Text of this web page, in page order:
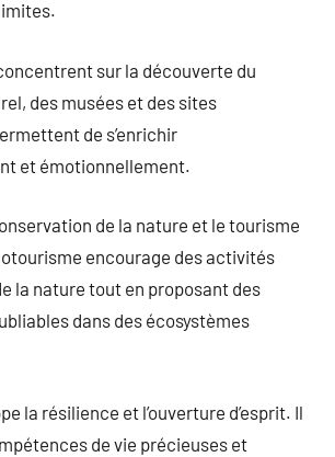
sur la découverte du
des musées et des sites
de s’enrichir
et émotionnellement.
de la nature et le tourisme
encourage des activités
la nature tout en proposant des
dans des écosystèmes
la résilience et l’ouverture d’esprit. Il
de vie précieuses et